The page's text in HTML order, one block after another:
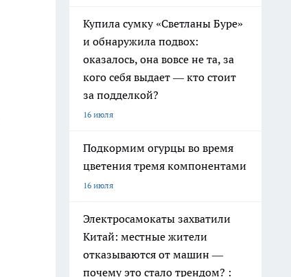
Купила сумку «Светланы Буре»
и обнаружила подвох:
оказалось, она вовсе не та, за
кого себя выдает — кто стоит
за подделкой?
16 июля
Подкормим огурцы во время
цветения тремя компонентами
16 июля
Электросамокаты захватили
Китай: местные жители
отказываются от машин —
почему это стало трендом? :